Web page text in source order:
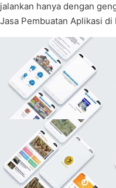
jalankan hanya dengan
Jasa Pembuatan Aplikasi